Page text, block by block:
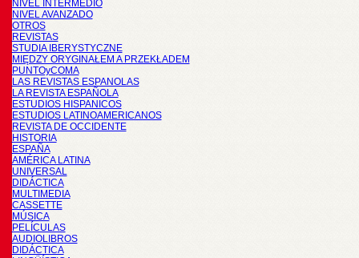
NIVEL INTERMEDIO
NIVEL AVANZADO
OTROS
REVISTAS
STUDIA IBERYSTYCZNE
MIĘDZY ORYGINAŁEM A PRZEKŁADEM
PUNTOyCOMA
LAS REVISTAS ESPANOLAS
LA REVISTA ESPAÑOLA
ESTUDIOS HISPANICOS
ESTUDIOS LATINOAMERICANOS
REVISTA DE OCCIDENTE
HISTORIA
ESPAÑA
AMÉRICA LATINA
UNIVERSAL
DIDÁCTICA
MULTIMEDIA
CASSETTE
MÚSICA
PELÍCULAS
AUDIOLIBROS
DIDÁCTICA